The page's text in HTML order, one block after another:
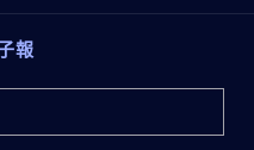
或粉底使用，自由疊加
，霧光美肌。
報